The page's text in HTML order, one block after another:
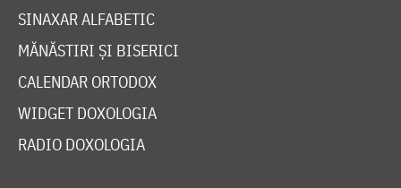
SINAXAR ALFABETIC
MĂNĂSTIRI ȘI BISERICI
CALENDAR ORTODOX
WIDGET DOXOLOGIA
RADIO DOXOLOGIA